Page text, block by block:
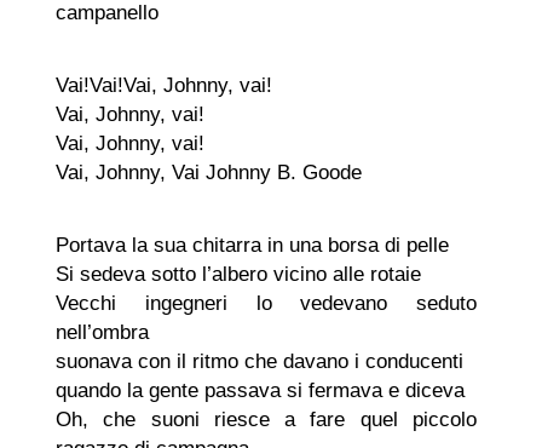
campanello
Vai!Vai!Vai, Johnny, vai!
Vai, Johnny, vai!
Vai, Johnny, vai!
Vai, Johnny, Vai Johnny B. Goode
Portava la sua chitarra in una borsa di pelle
Si sedeva sotto l’albero vicino alle rotaie
Vecchi ingegneri lo vedevano seduto
nell’ombra
suonava con il ritmo che davano i conducenti
quando la gente passava si fermava e diceva
Oh, che suoni riesce a fare quel piccolo